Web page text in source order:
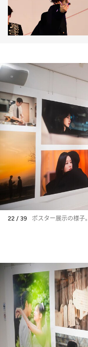
22 / 39 ポスター展示の様子。